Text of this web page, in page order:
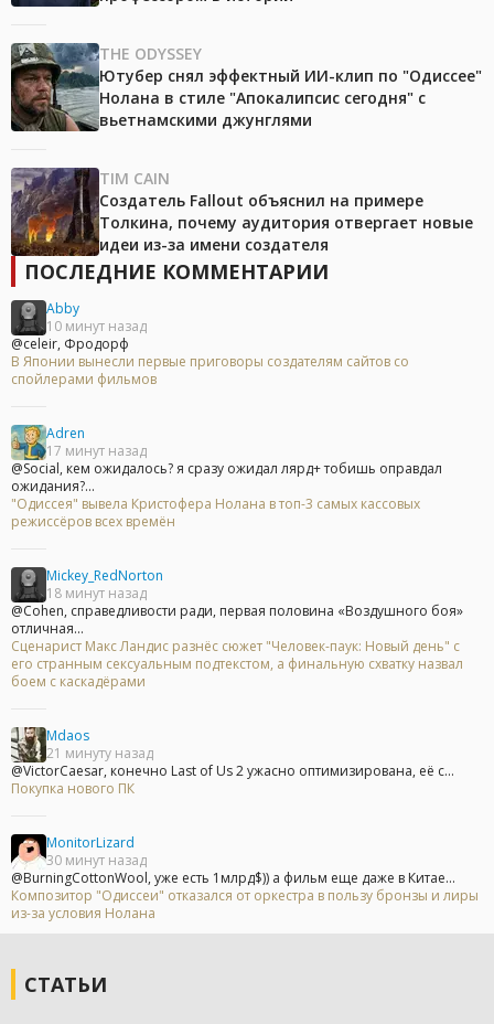
THE ODYSSEY
Ютубер снял эффектный ИИ-клип по "Одиссее"
Нолана в стиле "Апокалипсис сегодня" с
вьетнамскими джунглями
TIM CAIN
Создатель Fallout объяснил на примере
Толкина, почему аудитория отвергает новые
идеи из-за имени создателя
ПОСЛЕДНИЕ КОММЕНТАРИИ
Abby
10 минут назад
@celeir, Фродорф
В Японии вынесли первые приговоры создателям сайтов со
спойлерами фильмов
Adren
17 минут назад
@Social, кем ожидалось? я сразу ожидал лярд+ тобишь оправдал
ожидания?...
"Одиссея" вывела Кристофера Нолана в топ-3 самых кассовых
режиссёров всех времён
Mickey_RedNorton
18 минут назад
@Cohen, справедливости ради, первая половина «Воздушного боя»
отличная...
Сценарист Макс Ландис разнёс сюжет "Человек-паук: Новый день" с
его странным сексуальным подтекстом, а финальную схватку назвал
боем с каскадёрами
Mdaos
21 минуту назад
@VictorCaesar, конечно Last of Us 2 ужасно оптимизирована, её с...
Покупка нового ПК
MonitorLizard
30 минут назад
@BurningCottonWool, уже есть 1млрд$)) а фильм еще даже в Китае...
Композитор "Одиссеи" отказался от оркестра в пользу бронзы и лиры
из-за условия Нолана
СТАТЬИ